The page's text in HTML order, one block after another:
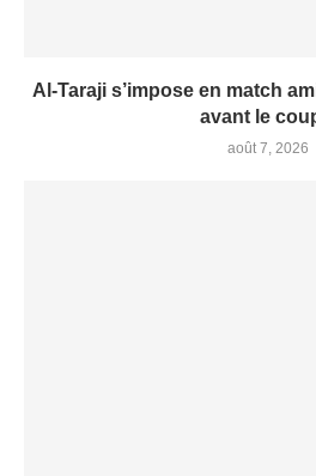
Al-Taraji s’impose en match
avant le
août 7, 2026